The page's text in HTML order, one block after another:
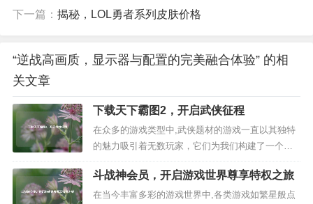
下一篇： 揭秘，LOL勇者系列皮肤价格
“逆战高画质，显示器与配置的完美融合体验” 的相
关文章
下载天下霸图2，开启武侠征程
在众多的游戏类型中,武侠题材的游戏一直以其独特
的魅力吸引着无数玩家，它们为我们构建了一个刀
光剑影、恩怨情仇的江湖世界，让我们得以在其中
体验侠骨柔情与快意恩仇，而《天下霸图2》便是这
样一款经典的武侠策略经营游戏，今天我们就来聊
斗战神会员，开启游戏世界尊享特权之旅
在当今丰富多彩的游戏世界中,各类游戏如繁星般点